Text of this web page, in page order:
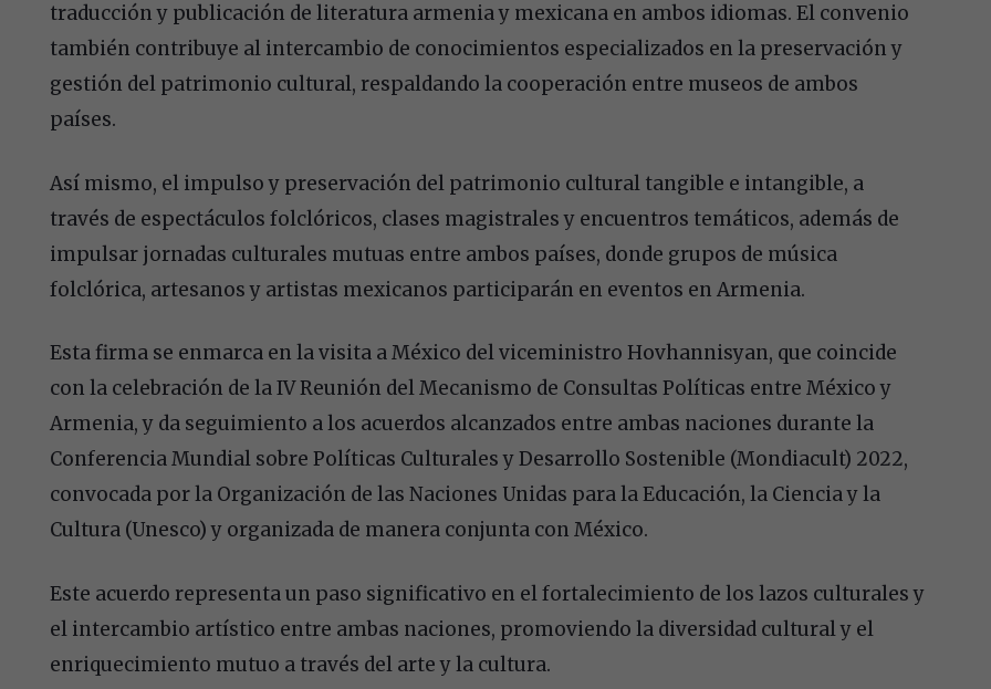
traducción y publicación de literatura armenia y mexicana en ambos idiomas. El convenio
también contribuye al intercambio de conocimientos especializados en la preservación y
gestión del patrimonio cultural, respaldando la cooperación entre museos de ambos
países.
Así mismo, el impulso y preservación del patrimonio cultural tangible e intangible, a
través de espectáculos folclóricos, clases magistrales y encuentros temáticos, además de
impulsar jornadas culturales mutuas entre ambos países, donde grupos de música
folclórica, artesanos y artistas mexicanos participarán en eventos en Armenia.
Esta firma se enmarca en la visita a México del viceministro Hovhannisyan, que coincide
con la celebración de la IV Reunión del Mecanismo de Consultas Políticas entre México y
Armenia, y da seguimiento a los acuerdos alcanzados entre ambas naciones durante la
Conferencia Mundial sobre Políticas Culturales y Desarrollo Sostenible (Mondiacult) 2022,
convocada por la Organización de las Naciones Unidas para la Educación, la Ciencia y la
Cultura (Unesco) y organizada de manera conjunta con México.
Este acuerdo representa un paso significativo en el fortalecimiento de los lazos culturales y
el intercambio artístico entre ambas naciones, promoviendo la diversidad cultural y el
enriquecimiento mutuo a través del arte y la cultura.